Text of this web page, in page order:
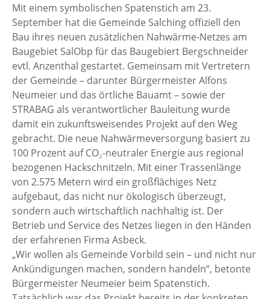
Mit einem symbolischen Spatenstich am 23.
September hat die Gemeinde Salching offiziell den
Bau ihres neuen zusätzlichen Nahwärme-Netzes am
Baugebiet SalObp für das Baugebiert Bergschneider
evtl. Anzenthal gestartet. Gemeinsam mit Vertretern
der Gemeinde – darunter Bürgermeister Alfons
Neumeier und das örtliche Bauamt – sowie der
STRABAG als verantwortlicher Bauleitung wurde
damit ein zukunftsweisendes Projekt auf den Weg
gebracht. Die neue Nahwärmeversorgung basiert zu
100 Prozent auf CO₂-neutraler Energie aus regional
bezogenen Hackschnitzeln. Mit einer Trassenlänge
von 2.575 Metern wird ein großflächiges Netz
aufgebaut, das nicht nur ökologisch überzeugt,
sondern auch wirtschaftlich nachhaltig ist. Der
Betrieb und Service des Netzes liegen in den Händen
der erfahrenen Firma Asbeck.
„Wir wollen als Gemeinde Vorbild sein – und nicht nur
Ankündigungen machen, sondern handeln“, betonte
Bürgermeister Neumeier beim Spatenstich.